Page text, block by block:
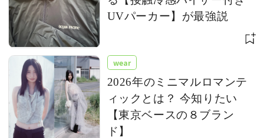
UVパーカー】が最強説
wear
2026年のミニマルロマンテ
ィックとは？ 今知りたい
【東京ベースの８ブラン
ド】